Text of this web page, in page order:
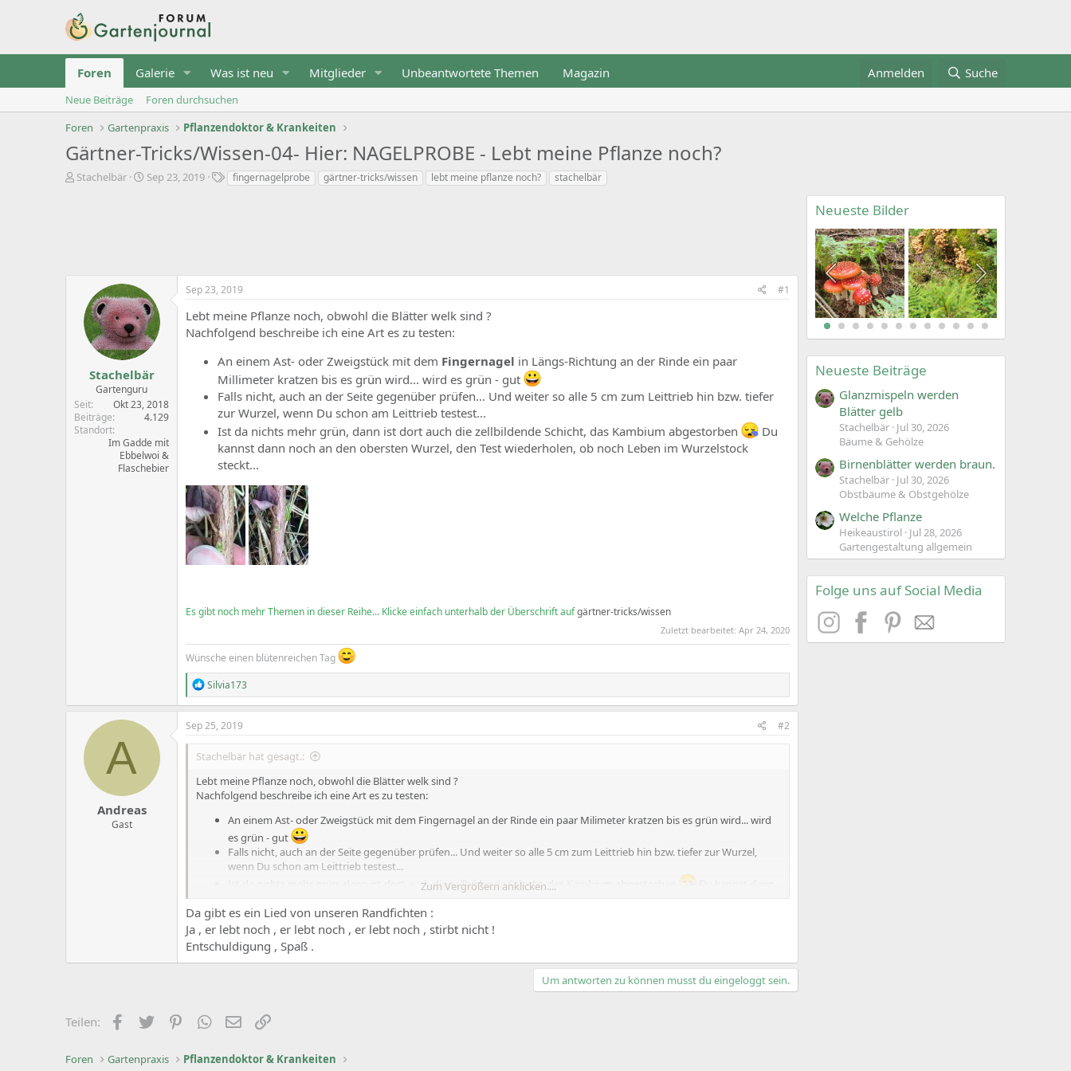
Foren Galerie Was ist neu Mitglieder Unbeantwortete Themen Magazin Anmelden Suche
Neue Beiträge
Foren durchsuchen
Foren
Gartenpraxis Pflanzendoktor & Krankeiten
Gärtner-Tricks/Wissen-04- Hier: NAGELPROBE - Lebt meine Pflanze noch?
T
Stachelbär
B
t
u
m
Sep 23, 2019
S
r
t
fingernagelprobe gärtner-tricks/wissen lebt meine pflanze noch? stachelbär
Stachelbär
Gartenguru
Seit
Okt 23, 2018
Beiträge
4.129
Standort
Im Gadde mit
Ebbelwoi &
Flaschebier
Sep 23, 2019 #1
Lebt meine Pflanze noch, obwohl die Blätter welk sind ?
Nachfolgend beschreibe ich eine Art es zu testen:
An einem Ast- oder Zweigstück mit dem Fingernagel in Längs-Richtung an der Rinde ein paar
Millimeter kratzen bis es grün wird... wird es grün - gut
Falls nicht, auch an der Seite gegenüber prüfen... Und weiter so alle 5 cm zum Leittrieb hin bzw. tiefer
zur Wurzel, wenn Du schon am Leittrieb testest...
Ist da nichts mehr grün, dann ist dort auch die zellbildende Schicht, das Kambium abgestorben
Du
kannst dann noch an den obersten Wurzel, den Test wiederholen, ob noch Leben im Wurzelstock
steckt...
Es gibt noch mehr Themen in dieser Reihe... Klicke einfach unterhalb der Überschrift aufgärtner-tricks/wissen
Zuletzt bearbeitet: Apr 24, 2020
Wünsche einen blütenreichen Tag
R
e
a
c
o
s
:
Silvia173
A
Andreas
Gast
Sep 25, 2019 #2
Stachelbär hat gesagt.:
Lebt meine Pflanze noch, obwohl die Blätter welk sind ?
Nachfolgend beschreibe ich eine Art es zu testen:
An einem Ast- oder Zweigstück mit dem Fingernagel an der Rinde ein paar Milimeter kratzen bis es grün wird... wird
es grün - gut
Falls nicht, auch an der Seite gegenüber prüfen... Und weiter so alle 5 cm zum Leittrieb hin bzw. tiefer zur Wurzel,
wenn Du schon am Leittrieb testest...
Ist da nichts mehr grün, dann ist dort auch die zellbildende Schicht, das Kambium abgestorben
Anhang anzeigen 3035
Anhang anzeigen 3034
Zum Vergrößern anklicken....
Da gibt es ein Lied von unseren Randfichten :
Ja , er lebt noch , er lebt noch , er lebt noch , stirbt nicht !
Entschuldigung , Spaß .
Um antworten zu können musst du eingeloggt sein.
Teilen: FacebookZwitschernPinterestWhatsApp
E-Mail
Neueste Bilder
Neueste Beiträge
Glanzmispeln werden
Blätter gelb
Stachelbär Jul 30, 2026
Bäume & Gehölze
Birnenblätter werden braun.
Stachelbär Jul 30, 2026
Obstbäume & Obstgehölze
Welche Pflanze
Heikeaustirol
Jul 28, 2026
Gartengestaltung allgemein
Folge uns auf Social Media
Foren Gartenpraxis Pflanzendoktor & Krankeiten